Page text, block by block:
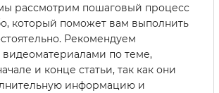
рассмотрим пошаговый процесс
который поможет вам выполнить
Рекомендуем
видеоматериалами по теме,
и конце статьи, так как они
информацию и